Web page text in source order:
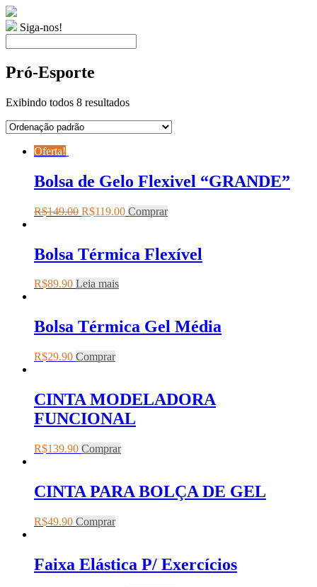
Siga-nos!
Pró-Esporte
Exibindo todos 8 resultados
Oferta!
Bolsa de Gelo Flexivel “GRANDE”
R$149.00 R$119.00 Comprar
Bolsa Térmica Flexível
R$89.90 Leia mais
Bolsa Térmica Gel Média
R$29.90 Comprar
CINTA MODELADORA
FUNCIONAL
R$139.90 Comprar
CINTA PARA BOLÇA DE GEL
R$49.90 Comprar
Faixa Elástica P/ Exercícios